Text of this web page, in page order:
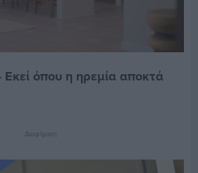
Εκεί όπου η ηρεμία αποκτά
Διαφήμιση